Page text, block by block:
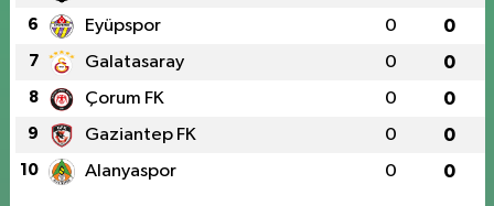
6 Eyüpspor 0 0
7 Galatasaray 0 0
8 Çorum FK 0 0
9 Gaziantep FK 0 0
10 Alanyaspor 0 0